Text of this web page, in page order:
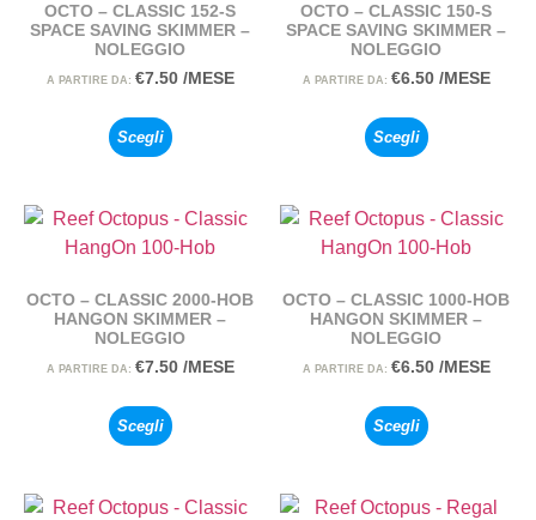
OCTO – CLASSIC 152-S
SPACE SAVING SKIMMER –
NOLEGGIO
A PARTIRE DA: €7.50 /MESE
Scegli
OCTO – CLASSIC 150-S
SPACE SAVING SKIMMER –
NOLEGGIO
A PARTIRE DA: €6.50 /MESE
Scegli
OCTO – CLASSIC 2000-HOB
HANGON SKIMMER –
NOLEGGIO
A PARTIRE DA: €7.50 /MESE
Scegli
OCTO – CLASSIC 1000-HOB
HANGON SKIMMER –
NOLEGGIO
A PARTIRE DA: €6.50 /MESE
Scegli